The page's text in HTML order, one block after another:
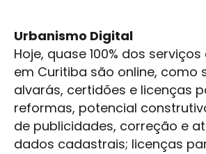
Urbanismo Digital
Hoje, quase 100% dos
em Curitiba são online, como
alvarás, certidões e licenças
reformas, potencial
de publicidades, correção e
dados cadastrais; licenças